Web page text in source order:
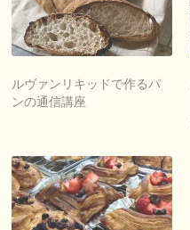
ルヴァンリキッドで作るパ
ンの通信講座